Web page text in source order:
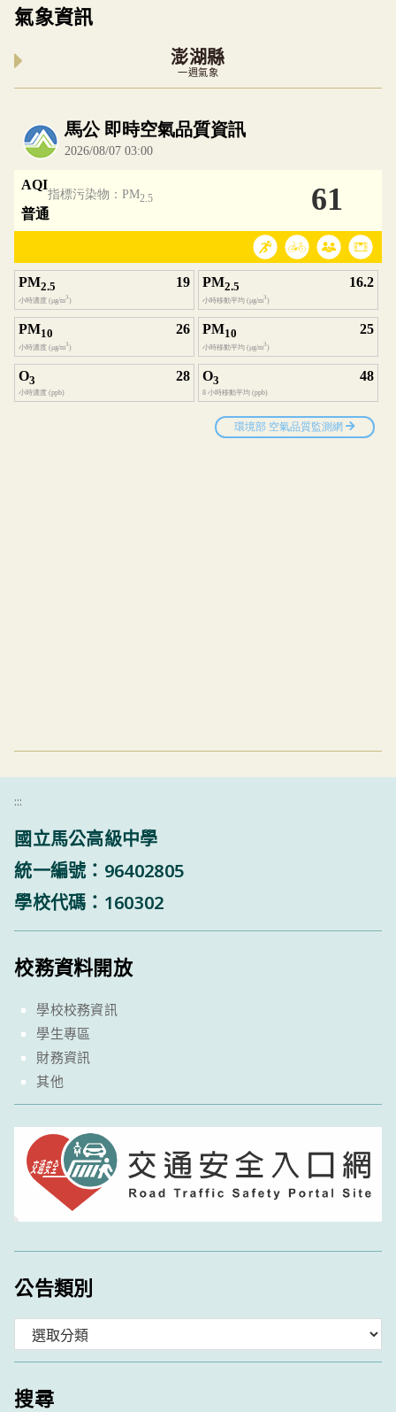
氣象資訊
澎湖縣
一週氣象
內嵌空氣品質小工具為視覺預覽，完整即時空
:::
國立馬公高級中學
統一編號：96402805
學校代碼：160302
校務資料開放
學校校務資訊
學生專區
財務資訊
其他
公告類別
類
搜尋